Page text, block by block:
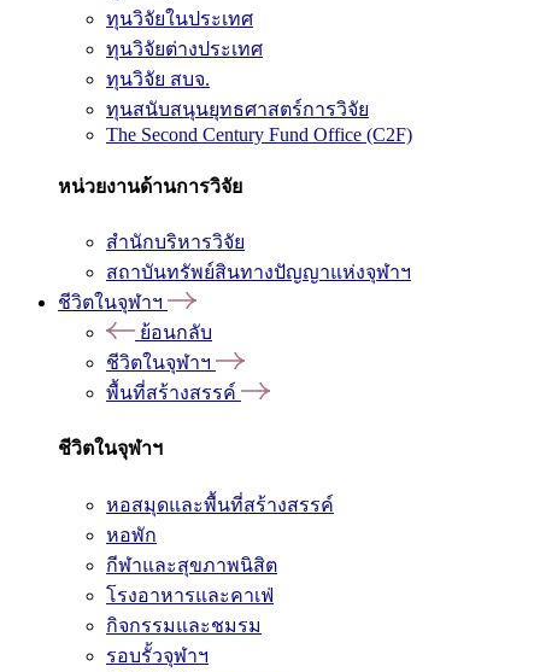
ทุนวิจัยในประเทศ
ทุนวิจัยต่างประเทศ
ทุนวิจัย สบจ.
ทุนสนับสนุนยุทธศาสตร์การวิจัย
The Second Century Fund Office (C2F)
หน่วยงานด้านการวิจัย
สำนักบริหารวิจัย
สถาบันทรัพย์สินทางปัญญาแห่งจุฬาฯ
ชีวิตในจุฬาฯ
ย้อนกลับ
ชีวิตในจุฬาฯ
พื้นที่สร้างสรรค์
ชีวิตในจุฬาฯ
หอสมุดและพื้นที่สร้างสรรค์
หอพัก
กีฬาและสุขภาพนิสิต
โรงอาหารและคาเฟ่
กิจกรรมและชมรม
รอบรั้วจุฬาฯ